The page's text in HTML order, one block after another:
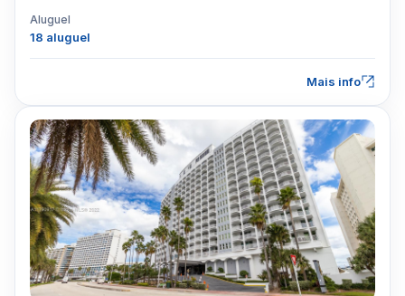
Aluguel
18 aluguel
Mais info